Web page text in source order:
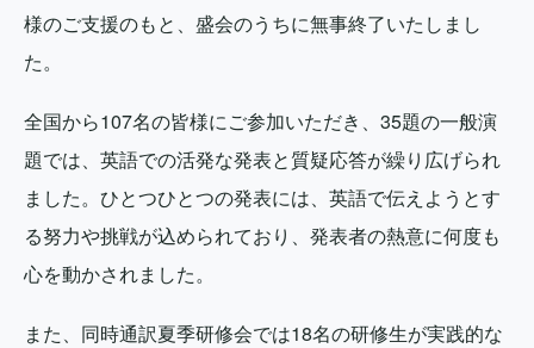
様のご支援のもと、盛会のうちに無事終了いたしまし
た。
全国から107名の皆様にご参加いただき、35題の一般演
題では、英語での活発な発表と質疑応答が繰り広げられ
ました。ひとつひとつの発表には、英語で伝えようとす
る努力や挑戦が込められており、発表者の熱意に何度も
心を動かされました。
また、同時通訳夏季研修会では18名の研修生が実践的な